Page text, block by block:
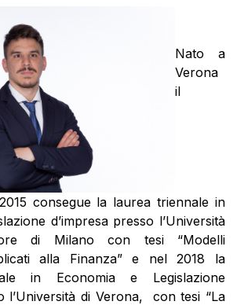
Nato a
Verona
il
consegue la laurea triennale in
d’impresa presso l’Università
di Milano con tesi “Modelli
alla Finanza” e nel 2018 la
in Economia e Legislazione
l’Università di Verona, con tesi “La